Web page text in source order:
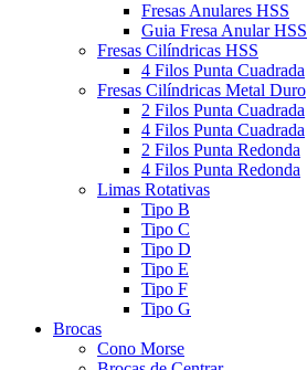
Fresas Anulares HSS
Guia Fresa Anular HSS
Fresas Cilíndricas HSS
4 Filos Punta Cuadrada
Fresas Cilíndricas Metal Duro
2 Filos Punta Cuadrada
4 Filos Punta Cuadrada
2 Filos Punta Redonda
4 Filos Punta Redonda
Limas Rotativas
Tipo B
Tipo C
Tipo D
Tipo E
Tipo F
Tipo G
Brocas
Cono Morse